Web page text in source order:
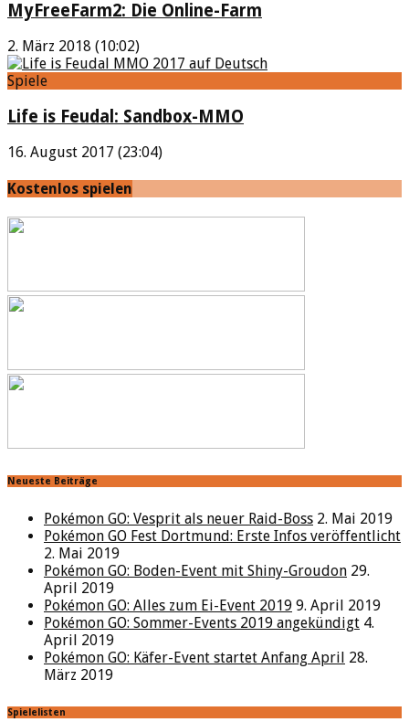
MyFreeFarm2: Die Online-Farm
2. März 2018 (10:02)
Spiele
Life is Feudal: Sandbox-MMO
16. August 2017 (23:04)
Kostenlos spielen
Neueste Beiträge
Pokémon GO: Vesprit als neuer Raid-Boss 2. Mai 2019
Pokémon GO Fest Dortmund: Erste Infos veröffentlicht
2. Mai 2019
Pokémon GO: Boden-Event mit Shiny-Groudon 29.
April 2019
Pokémon GO: Alles zum Ei-Event 2019 9. April 2019
Pokémon GO: Sommer-Events 2019 angekündigt 4.
April 2019
Pokémon GO: Käfer-Event startet Anfang April 28.
März 2019
Spielelisten